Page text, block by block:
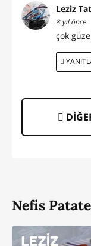
Leziz
8 yıl önce
çok
Nefis